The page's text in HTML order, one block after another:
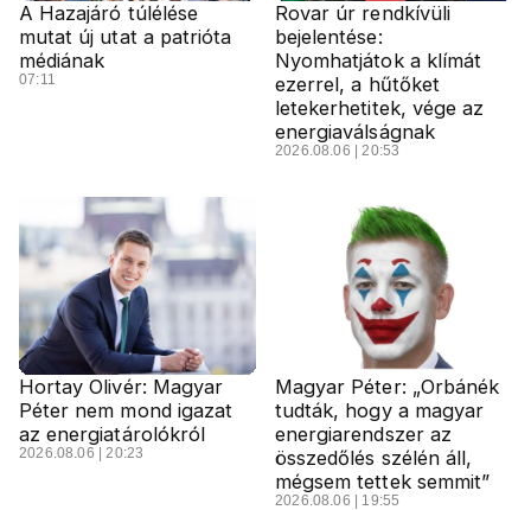
A Hazajáró túlélése
mutat új utat a patrióta
médiának
07:11
Rovar úr rendkívüli
bejelentése:
Nyomhatjátok a klímát
ezerrel, a hűtőket
letekerhetitek, vége az
energiaválságnak
2026.08.06 | 20:53
Hortay Olivér: Magyar
Péter nem mond igazat
az energiatárolókról
2026.08.06 | 20:23
Magyar Péter: „Orbánék
tudták, hogy a magyar
energiarendszer az
összedőlés szélén áll,
mégsem tettek semmit”
2026.08.06 | 19:55